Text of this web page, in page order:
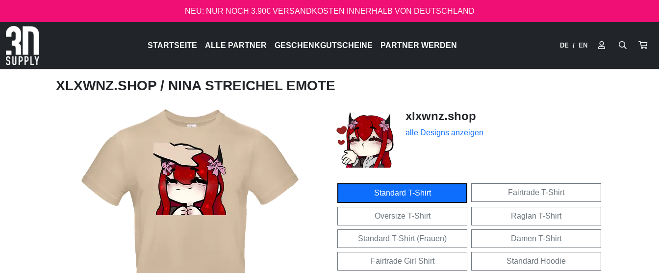
NEU: NUR NOCH 3.90€ VERSANDKOSTEN INNERHALB VON DEUTSCHLAND
STARTSEITE ALLE PARTNER GESCHENKGUTSCHEINE PARTNER WERDEN DE / EN
XLXWNZ.SHOP / NINA STREICHEL EMOTE
xlxwnz.shop
alle Designs anzeigen
Standard T-Shirt Fairtrade T-Shirt
Oversize T-Shirt Raglan T-Shirt
Standard T-Shirt (Frauen) Damen T-Shirt
Fairtrade Girl Shirt Standard Hoodie